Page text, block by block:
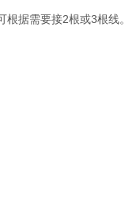
据需要接2根或3根线。